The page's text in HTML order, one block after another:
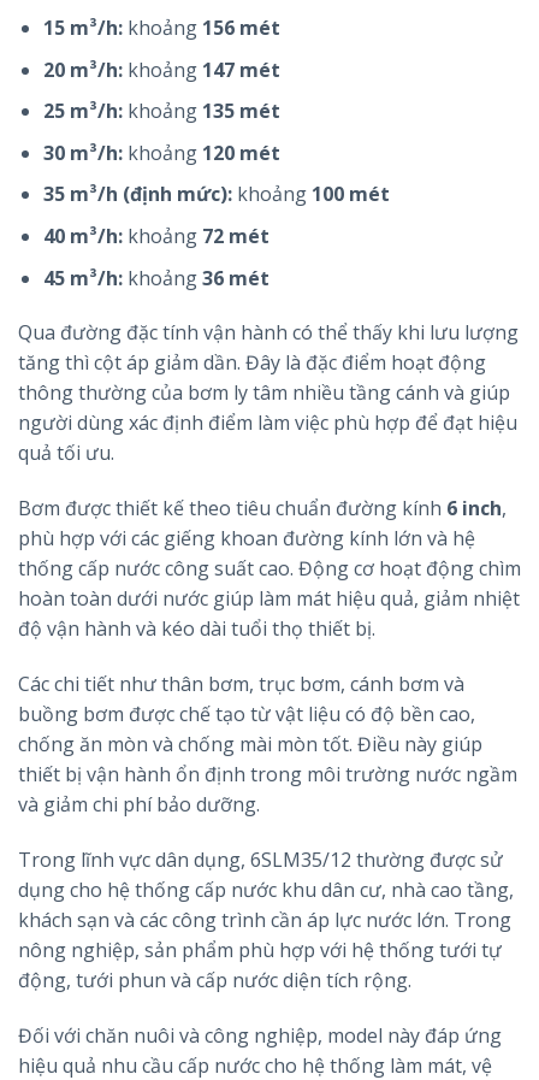
15 m³/h:khoảng 156 mét
20 m³/h:khoảng 147 mét
25 m³/h:khoảng 135 mét
30 m³/h:khoảng 120 mét
35 m³/h (định mức):khoảng 100 mét
40 m³/h:khoảng 72 mét
45 m³/h:khoảng36 mét
Qua đường đặc tính vận hành có thể thấy khi lưu lượng
tăng thì cột áp giảm dần. Đây là đặc điểm hoạt động
thông thường của bơm ly tâm nhiều tầng cánh và giúp
người dùng xác định điểm làm việc phù hợp để đạt hiệu
quả tối ưu.
Bơm được thiết kế theo tiêu chuẩn đường kính 6 inch,
phù hợp với các giếng khoan đường kính lớn và hệ
thống cấp nước công suất cao. Động cơ hoạt động chìm
hoàn toàn dưới nước giúp làm mát hiệu quả, giảm nhiệt
độ vận hành và kéo dài tuổi thọ thiết bị.
Các chi tiết như thân bơm, trục bơm, cánh bơm và
buồng bơm được chế tạo từ vật liệu có độ bền cao,
chống ăn mòn và chống mài mòn tốt. Điều này giúp
thiết bị vận hành ổn định trong môi trường nước ngầm
và giảm chi phí bảo dưỡng.
Trong lĩnh vực dân dụng, 6SLM35/12 thường được sử
dụng cho hệ thống cấp nước khu dân cư, nhà cao tầng,
khách sạn và các công trình cần áp lực nước lớn. Trong
nông nghiệp, sản phẩm phù hợp với hệ thống tưới tự
động, tưới phun và cấp nước diện tích rộng.
Đối với chăn nuôi và công nghiệp, model này đáp ứng
hiệu quả nhu cầu cấp nước cho hệ thống làm mát, vệ